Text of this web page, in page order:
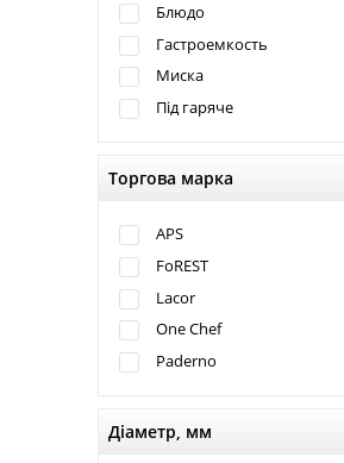
Блюдо
Гастроемкость
Миска
Під гаряче
Торгова марка
APS
FoREST
Lacor
One Chef
Paderno
Діаметр, мм